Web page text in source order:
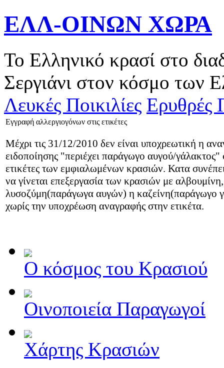
ΕΛΛ-ΟΙΝΩΝ ΧΩΡΑ
Το Ελληνικό κρασί στο
Σεργιάνι στον κόσμο των
Λευκές Ποικιλίες Ερυθρές
Εγγραφή αλλεργιογόνων στις ετικέτες
Μέχρι τις 31/12/2010 δεν είναι υποχρεωτική η
ειδοποίησης "περιέχει παράγωγο αυγού/γάλακτος"
ετικέτες των εμφιαλωμένων κρασιών. Κατα
να γίνεται επεξεργασία των κρασιών με αλβουμίνη,
λυσοζύμη(παράγωγα αυγών) η καζείνη(παράγωγο
χωρίς την υποχρέωση αναγραφής στην ετικέτα.
Ο κόσμος του Κρασιού
Οινοποιεία Παραγωγοί
Χάρτης Κρασιών